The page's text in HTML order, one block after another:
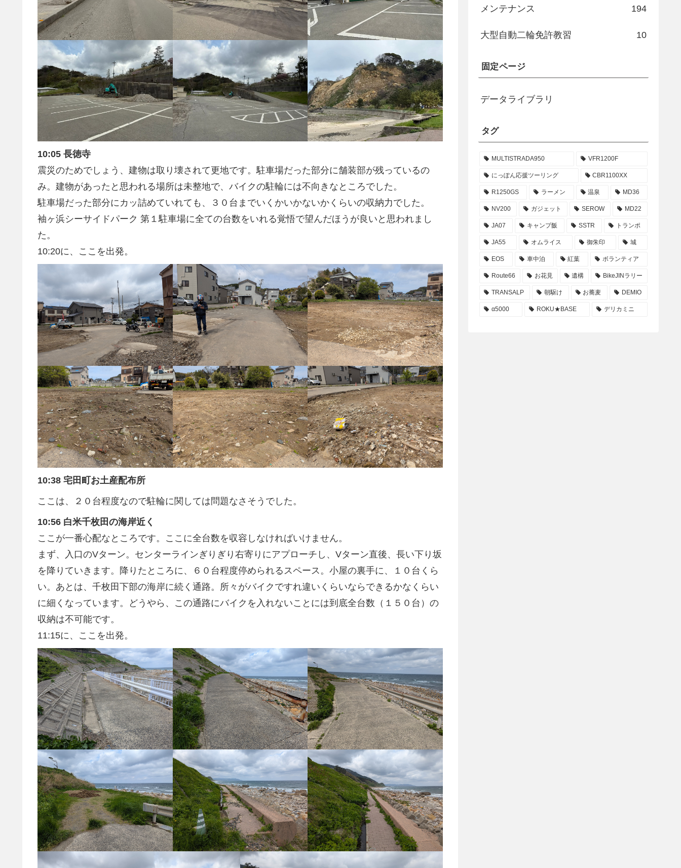
10:05 長徳寺
震災のためでしょう、建物は取り壊されて更地です。駐車場だった部分に舗装部が残っているの
み。建物があったと思われる場所は未整地で、バイクの駐輪には不向きなところでした。
駐車場だった部分にカッ詰めていれても、３０台までいくかいかないかくらいの収納力でした。
袖ヶ浜シーサイドパーク 第１駐車場に全ての台数をいれる覚悟で望んだほうが良いと思われまし
た。
10:20に、ここを出発。
10:38 宅田町お土産配布所
ここは、２０台程度なので駐輪に関しては問題なさそうでした。
10:56 白米千枚田の海岸近く
ここが一番心配なところです。ここに全台数を収容しなければいけません。
まず、入口のVターン。センターラインぎりぎり右寄りにアプローチし、Vターン直後、長い下り坂
を降りていきます。降りたところに、６０台程度停められるスペース。小屋の裏手に、１０台くら
い。あとは、千枚田下部の海岸に続く通路。所々がバイクですれ違いくらいならできるかなくらい
に細くなっています。どうやら、この通路にバイクを入れないことには到底全台数（１５０台）の
収納は不可能です。
11:15に、ここを出発。
メンテナンス 194
大型自動二輪免許教習 10
固定ページ
データライブラリ
タグ
MULTISTRADA950 VFR1200F
にっぽん応援ツーリング CBR1100XX
R1250GS ラーメン 温泉 MD36
NV200 ガジェット SEROW MD22
JA07 キャンプ飯 SSTR トランポ
JA55 オムライス 御朱印 城
EOS 車中泊 紅葉 ボランティア
Route66 お花見 遺構 BikeJINラリー
TRANSALP 朝駆け お蕎麦 DEMIO
α5000 ROKU★BASE デリカミニ